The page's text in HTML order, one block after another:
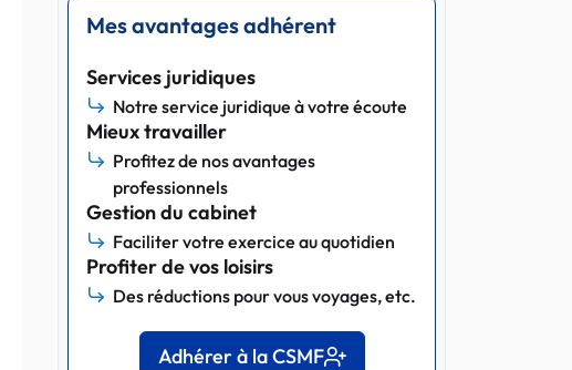
Mes avantages adhérent
Services juridiques
Notre service juridique à votre écoute
Mieux travailler
Profitez de nos avantages
professionnels
Gestion du cabinet
Faciliter votre exercice au quotidien
Profiter de vos loisirs
Des réductions pour vous voyages, etc.
Adhérer à la CSMF